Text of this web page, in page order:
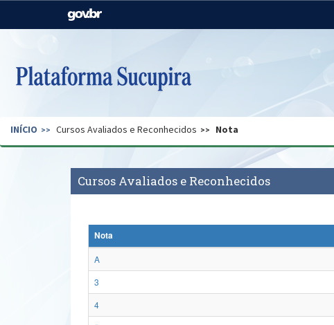
Casa Civil
Pecuária e Abastecimento
Secretaria de Governo Gabinete de Segurança
INÍCIO Cursos Avaliados e Reconhecidos Nota
Cursos Avaliados e Reconhecidos
Nota
A
3
4